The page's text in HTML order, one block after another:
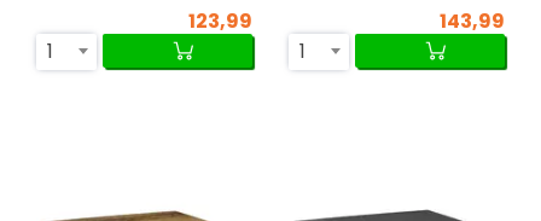
123,99
1
143,99
1